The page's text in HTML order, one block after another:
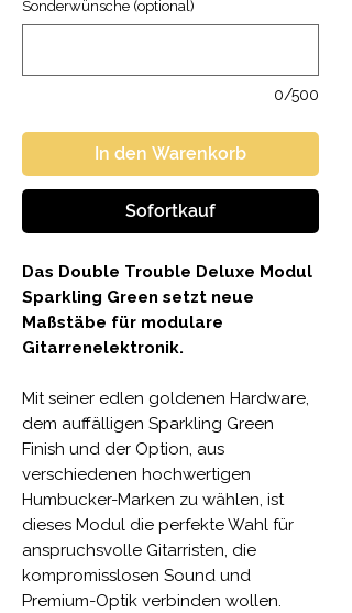
Sonderwünsche (optional)
0/500
In den Warenkorb
Sofortkauf
Das Double Trouble Deluxe Modul
Sparkling Green setzt neue
Maßstäbe für modulare
Gitarrenelektronik.
Mit seiner edlen goldenen Hardware,
dem auffälligen Sparkling Green
Finish und der Option, aus
verschiedenen hochwertigen
Humbucker-Marken zu wählen, ist
dieses Modul die perfekte Wahl für
anspruchsvolle Gitarristen, die
kompromisslosen Sound und
Premium-Optik verbinden wollen.